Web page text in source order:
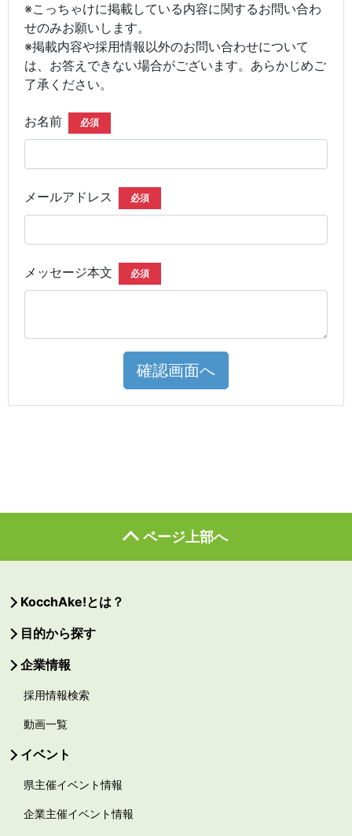
※こっちゃけに掲載している内容に関するお問い合わ
せのみお願いします。
※掲載内容や採用情報以外のお問い合わせについて
は、お答えできない場合がございます。あらかじめご
了承ください。
お名前 必須
メールアドレス 必須
メッセージ本文 必須
確認画面へ
ページ上部へ
KocchAke!とは？
目的から探す
企業情報
採用情報検索
動画一覧
イベント
県主催イベント情報
企業主催イベント情報